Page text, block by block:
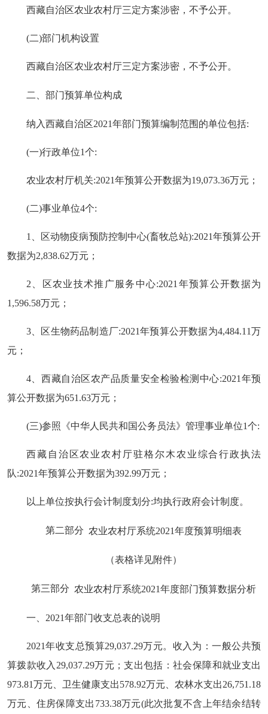
西藏自治区农业农村厅三定方案涉密，不予公开。
(二)部门机构设置
西藏自治区农业农村厅三定方案涉密，不予公开。
二、部门预算单位构成
纳入西藏自治区2021年部门预算编制范围的单位包括:
(一)行政单位1个:
农业农村厅机关:2021年预算公开数据为19,073.36万元；
(二)事业单位4个:
1、区动物疫病预防控制中心(畜牧总站):2021年预算公开
数据为2,838.62万元；
2、区农业技术推广服务中心:2021年预算公开数据为
1,596.58万元；
3、区生物药品制造厂:2021年预算公开数据为4,484.11万
元；
4、西藏自治区农产品质量安全检验检测中心:2021年预
算公开数据为651.63万元；
(三)参照《中华人民共和国公务员法》管理事业单位1个:
西藏自治区农业农村厅驻格尔木农业综合行政执法
队:2021年预算公开数据为392.99万元；
以上单位按执行会计制度划分:均执行政府会计制度。
第二部分 农业农村厅系统2021年度预算明细表
（表格详见附件）
第三部分 农业农村厅系统2021年度部门预算数据分析
一、2021年部门收支总表的说明
2021年收支总预算29,037.29万元。收入为：一般公共预
算拨款收入29,037.29万元；支出包括：社会保障和就业支出
973.81万元、卫生健康支出578.92万元、农林水支出26,751.18
万元、住房保障支出733.38万元(此次批复不含上年结余结转